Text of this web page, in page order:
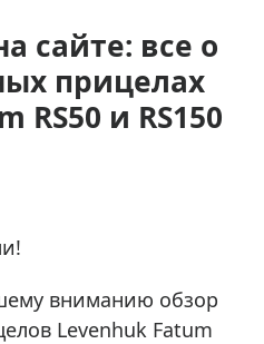
сайте: все о
прицелах
RS50 и RS150
вниманию обзор
Levenhuk Fatum